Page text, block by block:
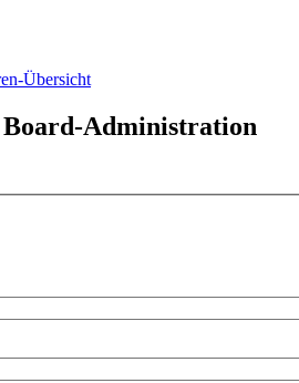
Übersicht
Administration